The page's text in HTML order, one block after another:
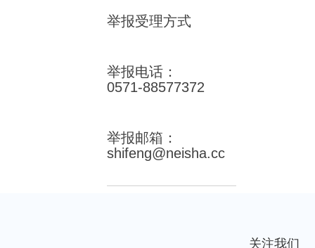
举报受理方式
举报电话：
0571-88577372
举报邮箱：
shifeng@neisha.cc
关注我们